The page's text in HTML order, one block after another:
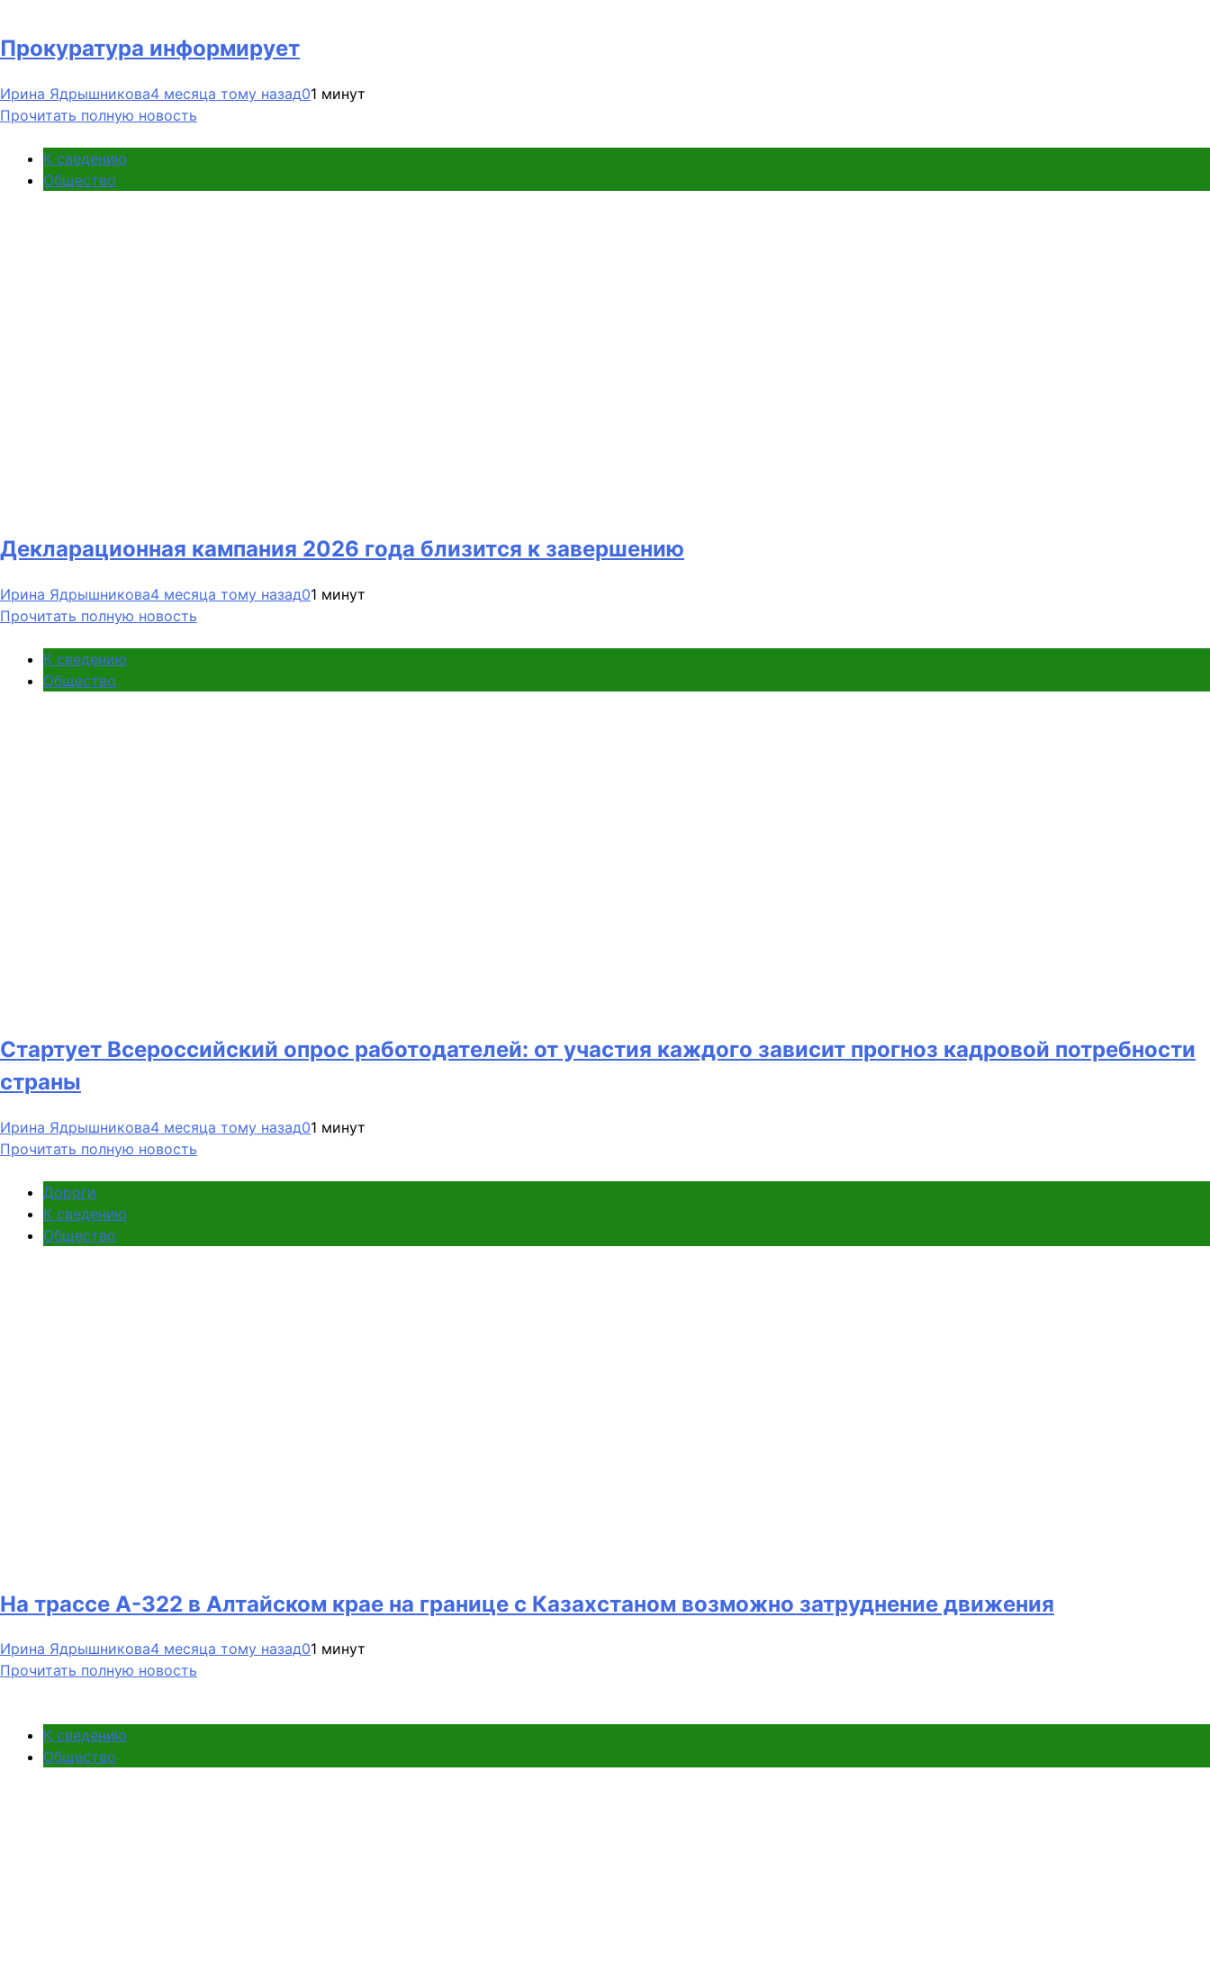
Прокуратура информирует
Ирина Ядрышникова4 месяца тому назад01 минут
Прочитать полную новость
К сведению
Общество
Декларационная кампания 2026 года близится к завершению
Ирина Ядрышникова4 месяца тому назад01 минут
Прочитать полную новость
К сведению
Общество
Стартует Всероссийский опрос работодателей: от участия каждого зависит прогноз кадровой потребности
страны
Ирина Ядрышникова4 месяца тому назад01 минут
Прочитать полную новость
Дороги
К сведению
Общество
На трассе А-322 в Алтайском крае на границе с Казахстаном возможно затруднение движения
Ирина Ядрышникова4 месяца тому назад01 минут
Прочитать полную новость
К сведению
Общество